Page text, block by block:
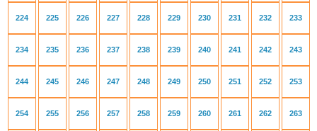
224 225 226 227 228 229 230 231 232 233
234 235 236 237 238 239 240 241 242 243
244 245 246 247 248 249 250 251 252 253
254 255 256 257 258 259 260 261 262 263